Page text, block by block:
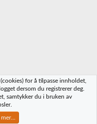
Ltd.
for å tilpasse innholdet,
dersom du registrerer deg.
samtykker du i bruken av